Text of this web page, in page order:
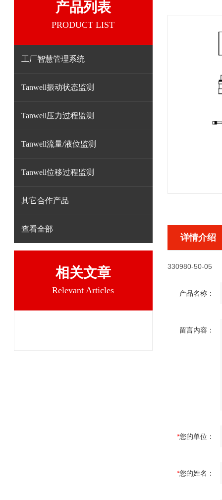
产品列表
PRODUCT LIST
工厂智慧管理系统
Tanwell振动状态监测
Tanwell压力过程监测
Tanwell流量/液位监测
Tanwell位移过程监测
其它合作产品
查看全部
相关文章
Relevant Articles
详情介绍
330980-50-05
产品名称：
留言内容：
*您的单位：
*您的姓名：